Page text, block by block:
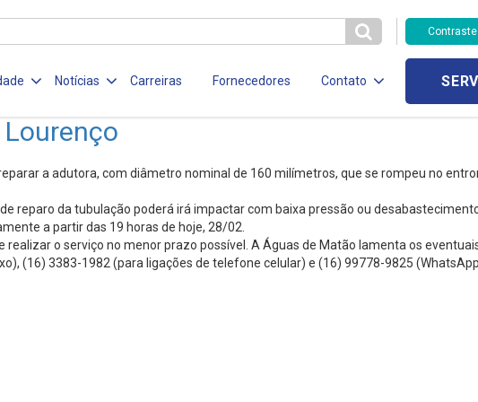
Contraste
Notícias Carreiras Fornecedores Contato
a adutora, com diâmetro nominal de 160 milímetros, que se rompeu no
reparo da tubulação poderá irá impactar com baixa pressão ou
a partir das 19 horas de hoje, 28/02.
o serviço no menor prazo possível. A Águas de Matão lamenta os
(16) 3383-1982 (para ligações de telefone celular) e (16) 99778-9825